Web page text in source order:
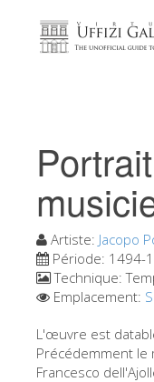
Artiste: Jacopo
Période: 1494-
Technique:
Emplacement:
L'œuvre est
Précédemment le
Francesco